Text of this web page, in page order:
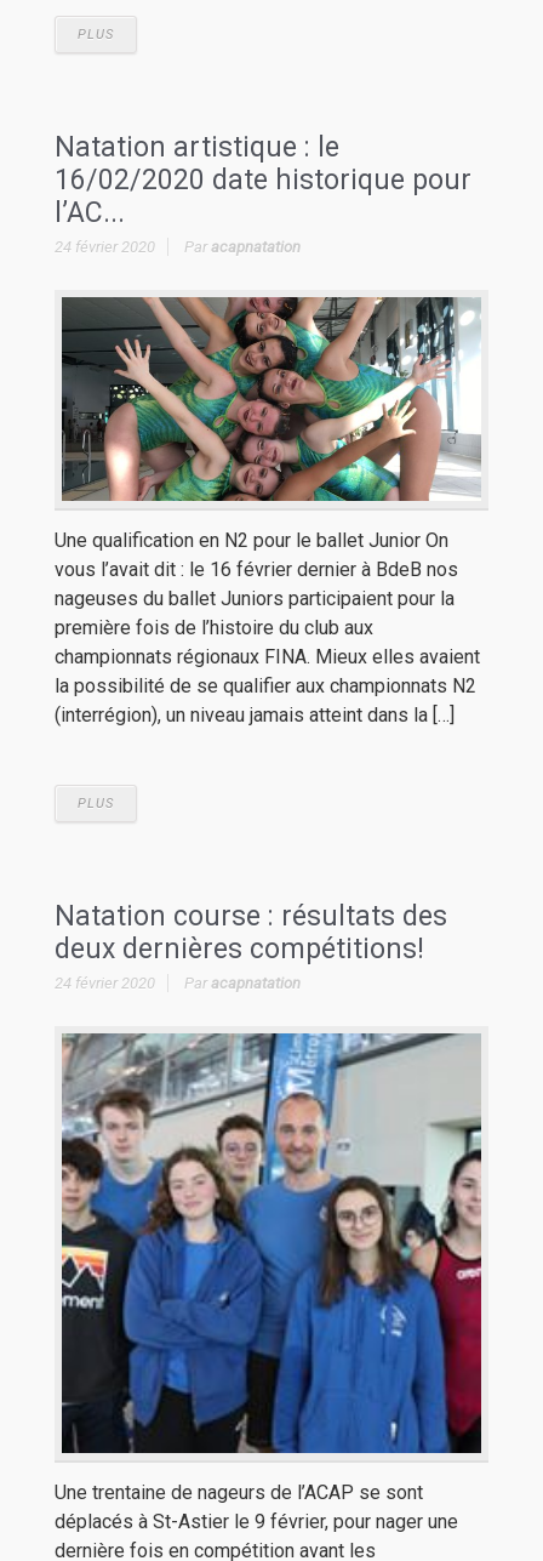
PLUS
Natation artistique : le
16/02/2020 date historique pour
l’AC...
24 février 2020 Paracapnatation
Une qualification en N2 pour le ballet Junior On
vous l’avait dit : le 16 février dernier à BdeB nos
nageuses du ballet Juniors participaient pour la
première fois de l’histoire du club aux
championnats régionaux FINA. Mieux elles avaient
la possibilité de se qualifier aux championnats N2
(interrégion), un niveau jamais atteint dans la […]
PLUS
Natation course : résultats des
deux dernières compétitions!
24 février 2020 Paracapnatation
Une trentaine de nageurs de l’ACAP se sont
déplacés à St-Astier le 9 février, pour nager une
dernière fois en compétition avant les